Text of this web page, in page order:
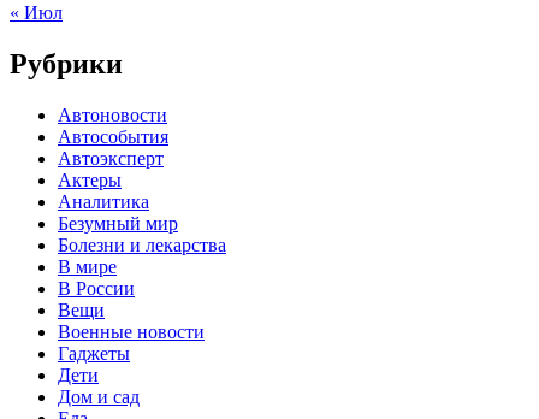
« Июл
Рубрики
Автоновости
Автособытия
Автоэксперт
Актеры
Аналитика
Безумный мир
Болезни и лекарства
В мире
В России
Вещи
Военные новости
Гаджеты
Дети
Дом и сад